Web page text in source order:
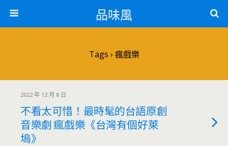
品味風
Tags › 瘋戲樂
2022 年 12 月 8 日
不看太可惜！最時髦的台語原創
音樂劇 瘋戲樂《台灣有個好萊
塢》